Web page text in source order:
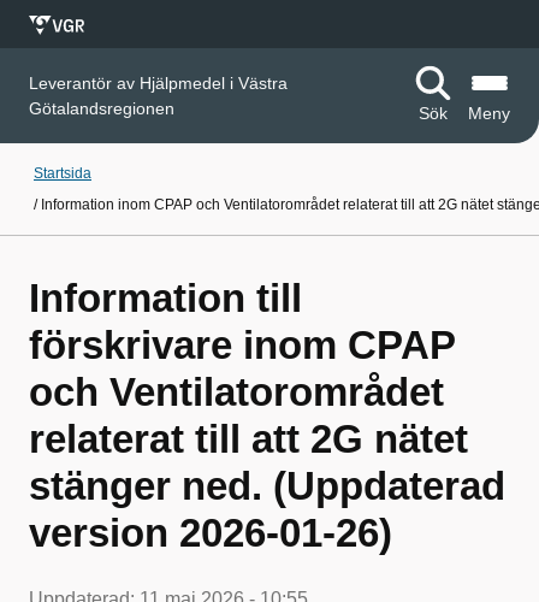
Leverantör av Hjälpmedel i Västra
Götalandsregionen
Sök Meny
Startsida
/ Information inom CPAP och Ventilatorområdet relaterat till att 2G nätet
Information till
förskrivare inom CPAP
och Ventilatorområdet
relaterat till att 2G nätet
stänger ned. (Uppdaterad
version 2026-01-26)